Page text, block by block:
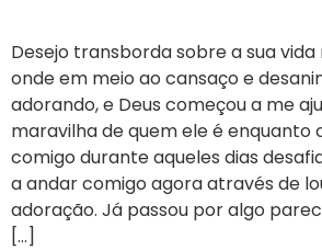
Desejo transborda sobre a sua
onde em meio ao cansaço e
adorando, e Deus começou a me
maravilha de quem ele é enquanto
comigo durante aqueles dias
a andar comigo agora através de
adoração. Já passou por algo
[…]